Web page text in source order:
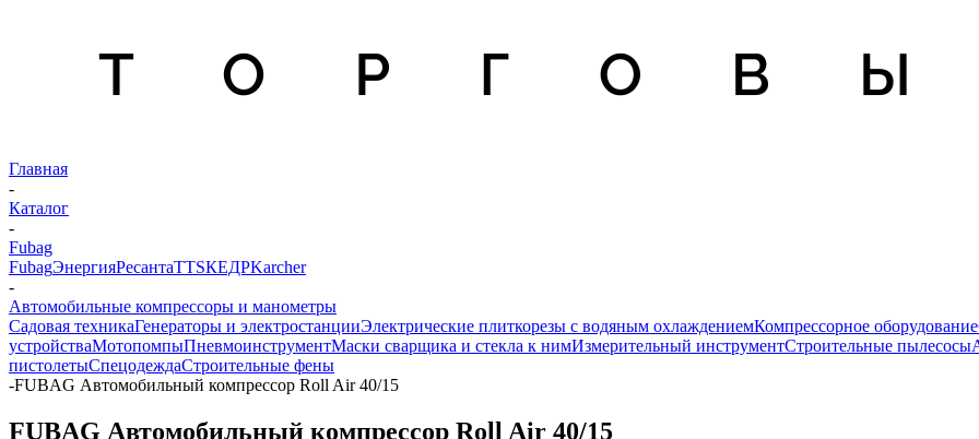
Главная
-
Каталог
-
Fubag
FubagЭнергияРесантаTTSКЕДРKarcher
-
Автомобильные компрессоры и манометры
Садовая техникаГенераторы и электростанцииЭлектрические плиткорезы с водяным охлаждениемКомпрессорное оборудование
устройстваМотопомпыПневмоинструментМаски сварщика и стекла к нимИзмерительный инструментСтроительные пылесосы
пистолетыСпецодеждаСтроительные фены
-FUBAG Автомобильный компрессор Roll Air 40/15
FUBAG Автомобильный компрессор Roll Air 40/15